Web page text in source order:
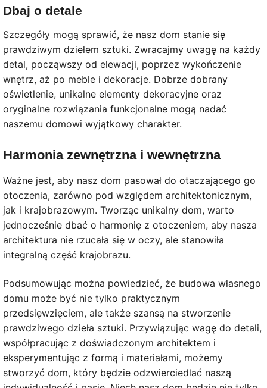
Dbaj o detale
Szczegóły mogą sprawić, że nasz dom stanie się
prawdziwym dziełem sztuki. Zwracajmy uwagę na każdy
detal, począwszy od elewacji, poprzez wykończenie
wnętrz, aż po meble i dekoracje. Dobrze dobrany
oświetlenie, unikalne elementy dekoracyjne oraz
oryginalne rozwiązania funkcjonalne mogą nadać
naszemu domowi wyjątkowy charakter.
Harmonia zewnętrzna i wewnętrzna
Ważne jest, aby nasz dom pasował do otaczającego go
otoczenia, zarówno pod względem architektonicznym,
jak i krajobrazowym. Tworząc unikalny dom, warto
jednocześnie dbać o harmonię z otoczeniem, aby nasza
architektura nie rzucała się w oczy, ale stanowiła
integralną część krajobrazu.
Podsumowując można powiedzieć, że budowa własnego
domu może być nie tylko praktycznym
przedsięwzięciem, ale także szansą na stworzenie
prawdziwego dzieła sztuki. Przywiązując wagę do detali,
współpracując z doświadczonym architektem i
eksperymentując z formą i materiałami, możemy
stworzyć dom, który będzie odzwierciedlać naszą